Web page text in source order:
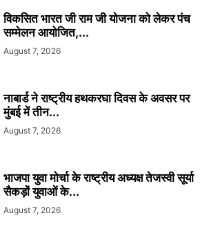
विकसित भारत जी राम जी योजना को लेकर पंच
सम्मेलन आयोजित,...
August 7, 2026
नाबार्ड ने राष्ट्रीय हथकरघा दिवस के अवसर पर
मुंबई में तीन...
August 7, 2026
भाजपा युवा मोर्चा के राष्ट्रीय अध्यक्ष तेजस्वी सूर्या
सैकड़ों युवाओं के...
August 7, 2026